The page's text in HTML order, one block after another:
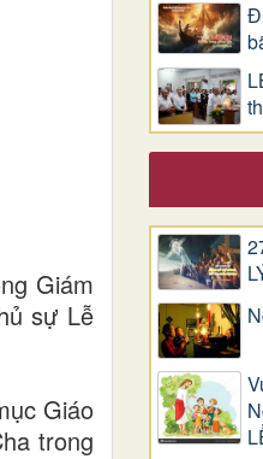
Giám
sự Lễ
Giáo
trong